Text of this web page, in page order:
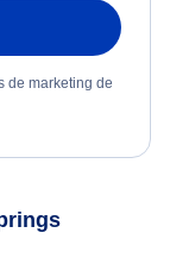
de marketing de